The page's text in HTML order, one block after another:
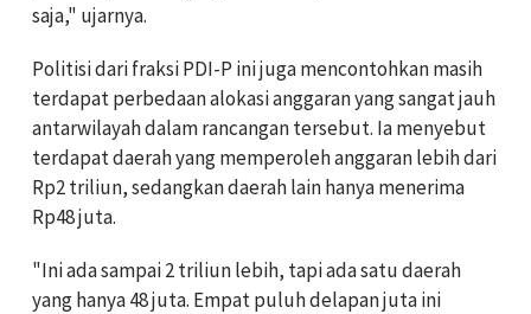
saja," ujarnya.
Politisi dari fraksi PDI-P ini juga mencontohkan masih
terdapat perbedaan alokasi anggaran yang sangat jauh
antarwilayah dalam rancangan tersebut. Ia menyebut
terdapat daerah yang memperoleh anggaran lebih dari
Rp2 triliun, sedangkan daerah lain hanya menerima
Rp48 juta.
"Ini ada sampai 2 triliun lebih, tapi ada satu daerah
yang hanya 48 juta. Empat puluh delapan juta ini